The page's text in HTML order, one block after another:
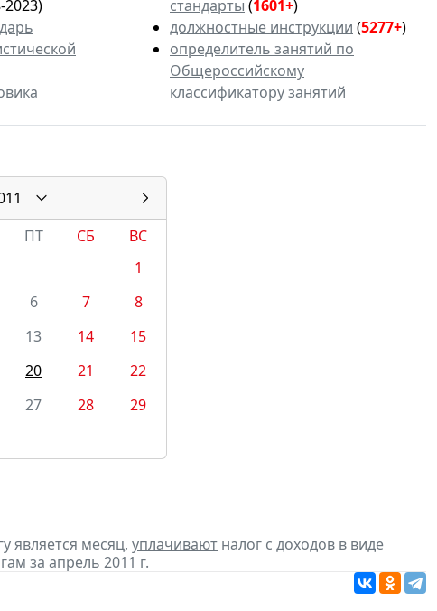
2023)
стандарты (1601+)
должностные инструкции (5277+)
определитель занятий по
Общероссийскому
классификатору занятий
ПТ СБ
ВС
1
6 7
8
13 14
15
20 21
22
27 28
29
является месяц, уплачивают налог с доходов в виде
за апрель 2011 г.